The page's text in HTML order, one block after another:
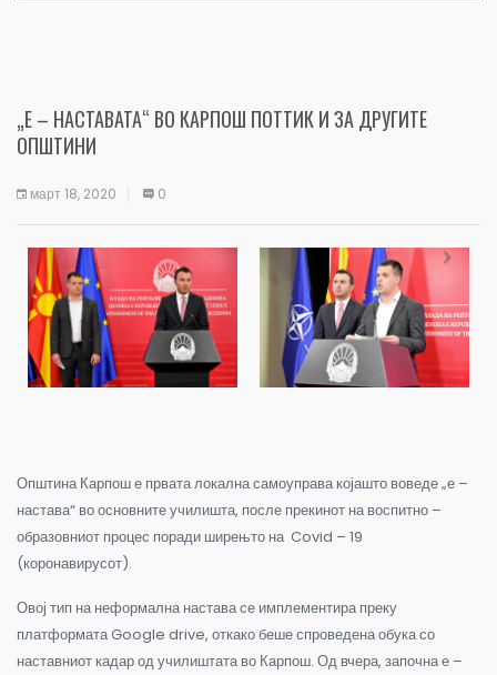
„Е – НАСТАВАТА“ ВО КАРПОШ ПОТТИК И ЗА ДРУГИТЕ
ОПШТИНИ
март 18, 2020 0
Општина Карпош е првата локална самоуправа којашто воведе „е –
настава“ во основните училишта, после прекинот на воспитно –
образовниот процес поради ширењто на Covid – 19
(коронавирусот).
Овој тип на неформална настава се имплементира преку
платформата Google drive, откако беше спроведена обука со
наставниот кадар од училиштата во Карпош. Од вчера, започна е –